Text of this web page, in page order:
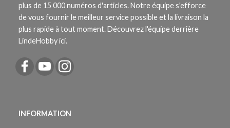
plus de 15 000 numéros d'articles. Notre équipe s'efforce
de vous fournir le meilleur service possible et la livraison la
plus rapide à tout moment. Découvrez l'équipe derrière
LindeHobby ici.
INFORMATION